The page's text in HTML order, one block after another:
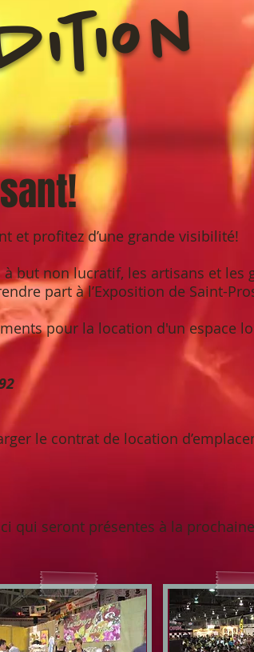
et profitez d’une grande visibilité!
à but non lucratif, les artisans et
part à l’Exposition de Saint-
pour la location d'un espace
le contrat de location
qui seront présentes à la